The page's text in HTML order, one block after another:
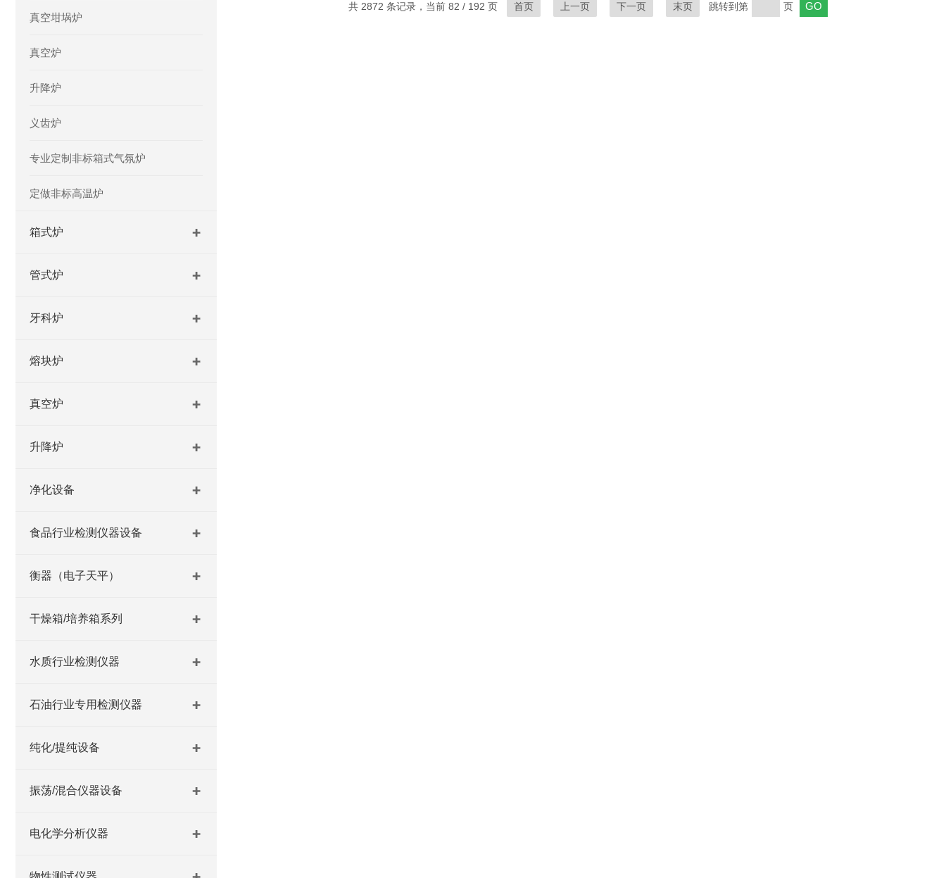
真空坩埚炉
真空炉
升降炉
义齿炉
专业定制非标箱式气氛炉
定做非标高温炉
箱式炉
管式炉
牙科炉
熔块炉
真空炉
升降炉
净化设备
食品行业检测仪器设备
衡器（电子天平）
干燥箱/培养箱系列
水质行业检测仪器
石油行业专用检测仪器
纯化/提纯设备
振荡/混合仪器设备
电化学分析仪器
共 2872 条记录，当前 82 / 192 页 首页 上一页 下一页 末页 跳转到第 页